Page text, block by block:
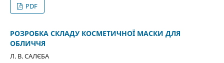
PDF
РОЗРОБКА СКЛАДУ КОСМЕТИЧНОЇ МАСКИ ДЛЯ
ОБЛИЧЧЯ
Л. В. САЛЄБА